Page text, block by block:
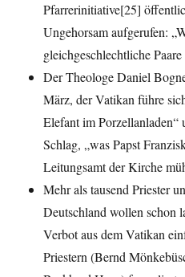
Pfarrerinitiative[25]
Ungehorsam aufgerufen:
gleichgeschlechtliche
Der Theologe Daniel
März, der Vatikan führe
Elefant im Porzellanladen“
Schlag, „was Papst
Leitungsamt der Kirche
Mehr als tausend Priester
Deutschland wollen schon
Verbot aus dem Vatikan
Priestern (Bernd